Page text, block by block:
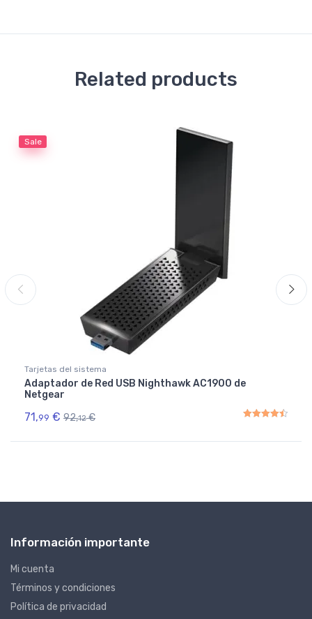
Related products
Sale
Tarjetas del sistema
Adaptador de Red USB Nighthawk AC1900 de
Netgear
71, 99 € 92, 12 €
Rated4.50out of 5
Información importante
Mi cuenta
Términos y condiciones
Política de privacidad